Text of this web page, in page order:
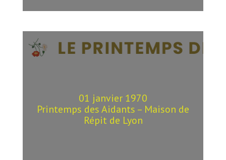
01 janvier 1970
Printemps des Aidants – Maison de
Répit de Lyon